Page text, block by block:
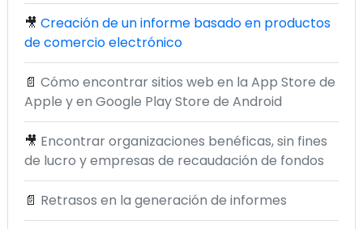
🎥 Creación de un informe basado en productos
de comercio electrónico
📄 Cómo encontrar sitios web en la App Store de
Apple y en Google Play Store de Android
🎥 Encontrar organizaciones benéficas, sin fines
de lucro y empresas de recaudación de fondos
📄 Retrasos en la generación de informes